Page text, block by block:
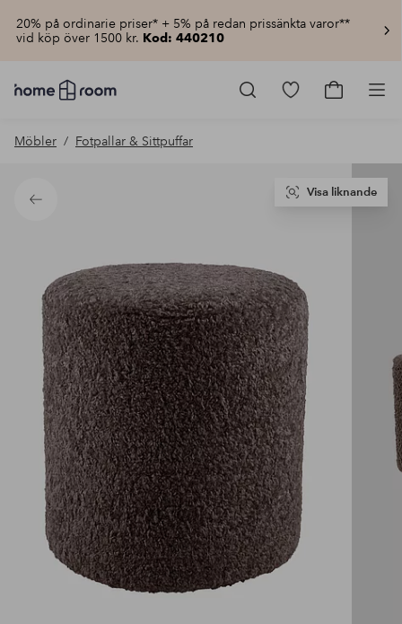
20% på ordinarie priser* + 5% på redan prissänkta varor**
vid köp över 1500 kr. Kod: 440210
Homeroom
–
hemmet
pris
Gå
Gå
Möbler Fotpallar & Sittpuffar
Tillbaka
Visa liknande